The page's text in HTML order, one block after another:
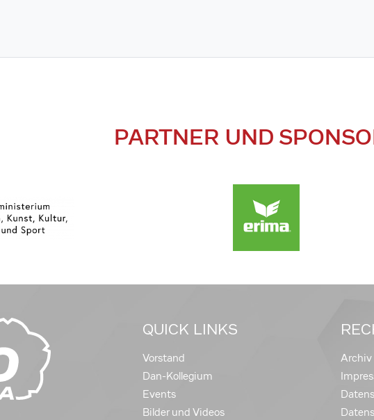
PARTNER UND
QUICK LINKS
Vorstand
Dan-Kollegium
Events
Bilder und Videos
Archiv